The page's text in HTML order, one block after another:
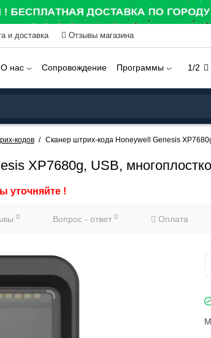
и доставка Отзывы магазина
1/2
О нас Сопровождение Программы
кодов Сканер штрих-кода Honeywell Genesis
XP7680g, USB,
уточняйте !
0 Вопрос - ответ 0 Оплата